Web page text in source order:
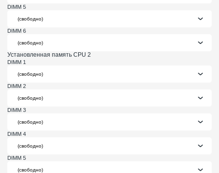
DIMM 5
DIMM 6
Установленная память CPU 2
DIMM 1
DIMM 2
DIMM 3
DIMM 4
DIMM 5